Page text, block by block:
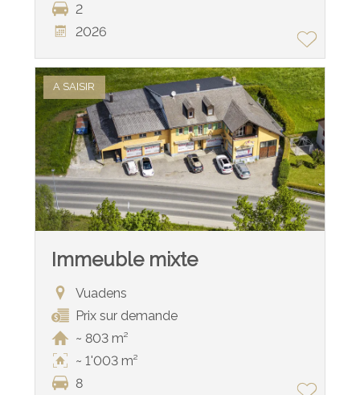
2
2026
A SAISIR
Immeuble mixte
Vuadens
Prix sur demande
~ 803 m²
~ 1'003 m²
8